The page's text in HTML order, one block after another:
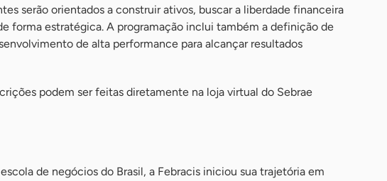
serão orientados a construir ativos, buscar a liberdade financeira
forma estratégica. A programação inclui também a definição de
de alta performance para alcançar resultados
podem ser feitas diretamente na loja virtual do Sebrae
de negócios do Brasil, a Febracis iniciou sua trajetória em